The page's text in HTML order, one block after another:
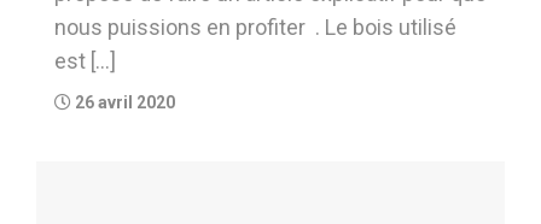
nous puissions en profiter . Le bois utilisé
est […]
26 avril 2020